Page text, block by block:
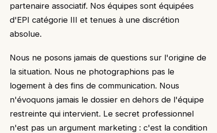
partenaire associatif. Nos équipes sont équipées
d'EPI catégorie III et tenues à une discrétion
absolue.
Nous ne posons jamais de questions sur l'origine de
la situation. Nous ne photographions pas le
logement à des fins de communication. Nous
n'évoquons jamais le dossier en dehors de l'équipe
restreinte qui intervient. Le secret professionnel
n'est pas un argument marketing : c'est la condition